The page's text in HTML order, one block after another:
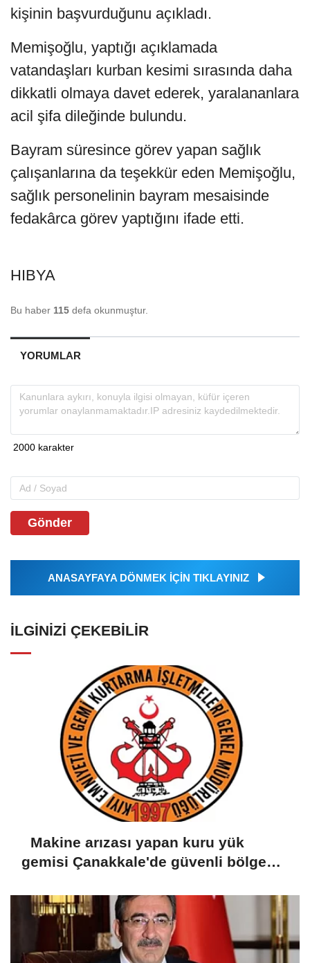
kişinin başvurduğunu açıkladı.
Memişoğlu, yaptığı açıklamada
vatandaşları kurban kesimi sırasında daha
dikkatli olmaya davet ederek, yaralananlara
acil şifa dileğinde bulundu.
Bayram süresince görev yapan sağlık
çalışanlarına da teşekkür eden Memişoğlu,
sağlık personelinin bayram mesaisinde
fedakârca görev yaptığını ifade etti.
HIBYA
Bu haber 115 defa okunmuştur.
YORUMLAR
Gönder
ANASAYFAYA DÖNMEK İÇİN TIKLAYINIZ
İLGINIZI ÇEKEBILIR
Makine arızası yapan kuru yük
gemisi Çanakkale'de güvenli bölgeye